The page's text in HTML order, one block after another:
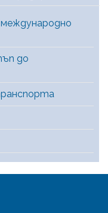
международно
до